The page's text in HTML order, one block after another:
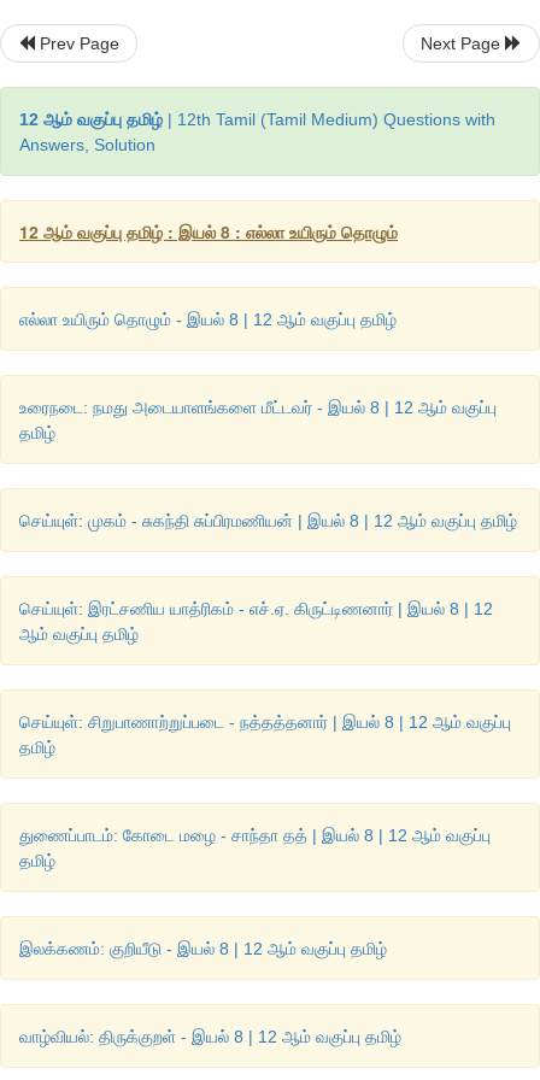
•  கவிதைகளின் குறியீட்டு உத்தியை அறிந்து அவற்றைக்
பாடப்பகுதிகள்
• நமது அடையாளங்களை மீட்டவர்
• முகம் - சுகந்தி சுப்பிரமணியன்
• இரட்சணிய யாத்திரிகம் எச்.ஏ. கிருட்டிணனார்
Prev Page Next Page
12 ஆம் வகுப்பு தமிழ் | 12th Tamil (Tamil Medium) Questions with
Answers, Solution
12 ஆம் வகுப்பு தமிழ் : இயல் 8 : எல்லா உயிரும் தொழும்
எல்லா உயிரும் தொழும் - இயல் 8 | 12 ஆம் வகுப்பு தமிழ்
உரைநடை: நமது அடையாளங்களை மீட்டவர் - இயல் 8 | 12 ஆம் வகுப்பு
தமிழ்
செய்யுள்: முகம் - சுகந்தி சுப்பிரமணியன் | இயல் 8 | 12 ஆம் வகுப்பு தமிழ்
செய்யுள்: இரட்சணிய யாத்ரிகம் - எச்.ஏ. கிருட்டிணனார் | இயல் 8 | 12
ஆம் வகுப்பு தமிழ்
செய்யுள்: சிறுபாணாற்றுப்படை - நத்தத்தனார் | இயல் 8 | 12 ஆம் வகுப்பு
தமிழ்
துணைப்பாடம்: கோடை மழை - சாந்தா தத் | இயல் 8 | 12 ஆம் வகுப்பு
தமிழ்
இலக்கணம்: குறியீடு - இயல் 8 | 12 ஆம் வகுப்பு தமிழ்
வாழ்வியல்: திருக்குறள் - இயல் 8 | 12 ஆம் வகுப்பு தமிழ்